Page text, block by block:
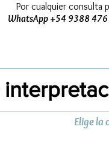
Por cualquier consulta
WhatsApp +54 9388
Elige la